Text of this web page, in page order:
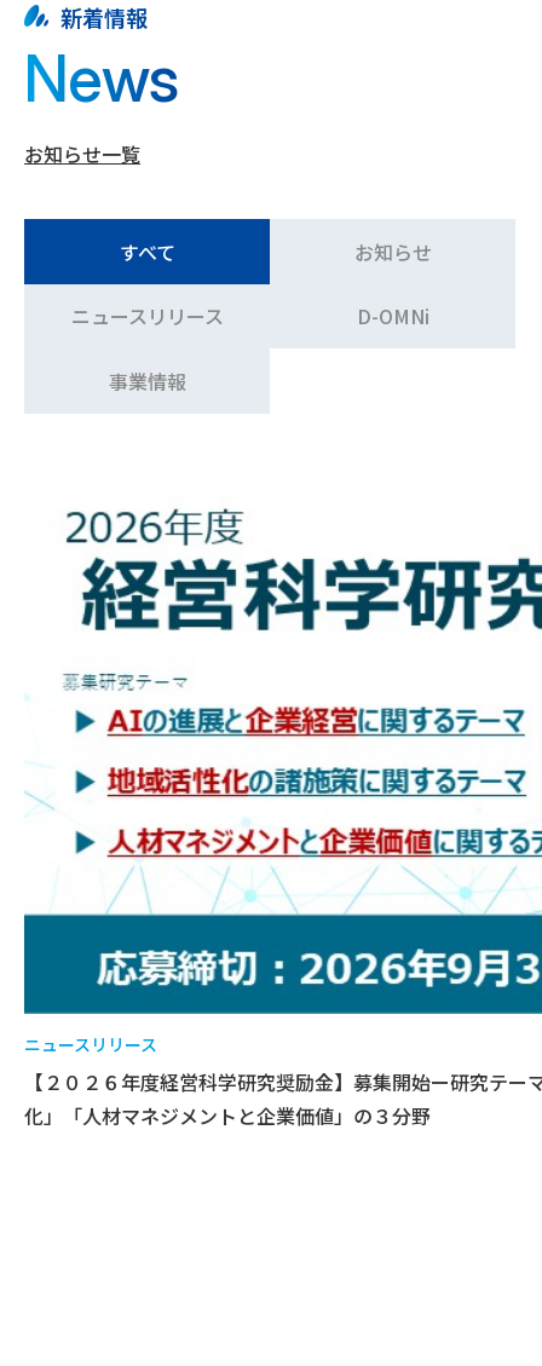
新着情報
News
お知らせ一覧
すべて お知らせ
ニュースリリース D-OMNi
事業情報
ニュースリリース
【２０２６年度経営科学研究奨励金】募集開始ー研究テ
化」「人材マネジメントと企業価値」の３分野